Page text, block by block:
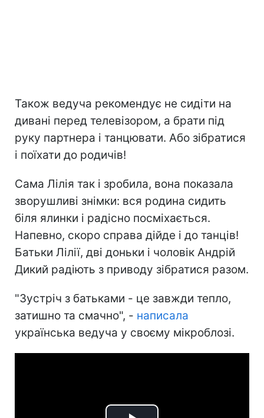
Також ведуча рекомендує не сидіти на
дивані перед телевізором, а брати під
руку партнера і танцювати. Або зібратися
і поїхати до родичів!
Сама Лілія так і зробила, вона показала
зворушливі знімки: вся родина сидить
біля ялинки і радісно посміхається.
Напевно, скоро справа дійде і до танців!
Батьки Лілії, дві доньки і чоловік Андрій
Дикий радіють з приводу зібратися разом.
"Зустріч з батьками - це завжди тепло,
затишно та смачно", - написала
українська ведуча у своєму мікроблозі.